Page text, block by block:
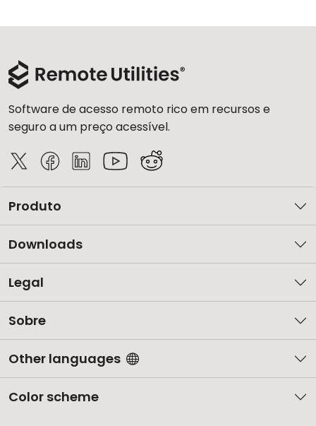
Software de acesso remoto rico em recursos e
seguro a um preço acessível.
Produto
Downloads
Legal
Sobre
Other languages
Color scheme